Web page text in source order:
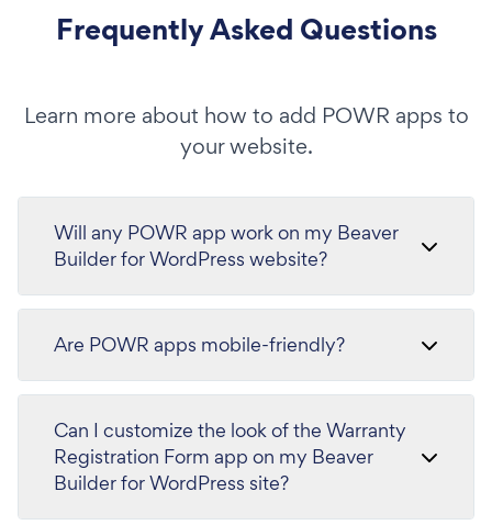
Frequently Asked Questions
Learn more about how to add POWR apps to
your website.
Will any POWR app work on my Beaver
Builder for WordPress website?
Are POWR apps mobile-friendly?
Can I customize the look of the Warranty
Registration Form app on my Beaver
Builder for WordPress site?